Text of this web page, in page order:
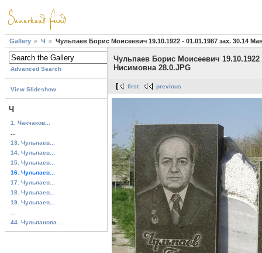
Gallery Ч Чульпаев Борис Моисеевич 19.10.1922 - 01.01.1987 зах. 30.14
Advanced Search
View Slideshow
Ч
1. Чакчаков...
13. Чульпаев...
14. Чульпаев...
15. Чульпаев...
16. Чульпаев...
17. Чульпаев...
18. Чульпаев...
19. Чульпаев...
44. Чульпанова ...
Чульпаев Борис Моисеевич
Нисимовна 28.0.JPG
first previous